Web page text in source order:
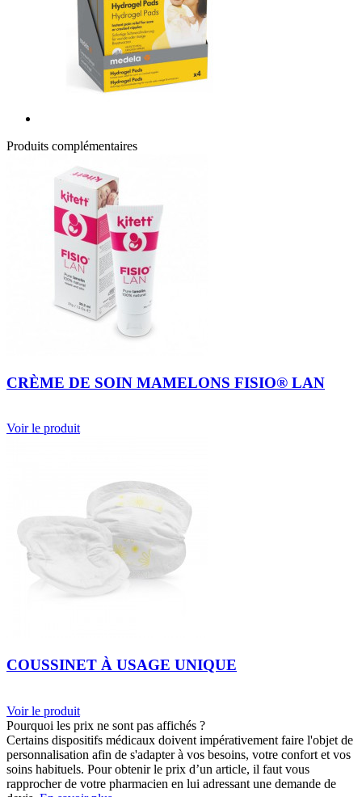
Produits complémentaires
CRÈME DE SOIN MAMELONS FISIO® LAN
Voir le produit
COUSSINET À USAGE UNIQUE
Voir le produit
Pourquoi les prix ne sont pas affichés ?
Certains dispositifs médicaux doivent impérativement faire l'objet de
personnalisation afin de s'adapter à vos besoins, votre confort et vos
soins habituels. Pour obtenir le prix d’un article, il faut vous
rapprocher de votre pharmacien en lui adressant une demande de